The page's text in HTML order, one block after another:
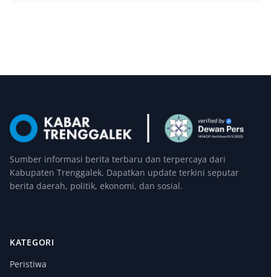
Sumber informasi berita terbaru dan terpercaya dari
Kabupaten Trenggalek. Dapatkan update terkini seputar
berita daerah, politik, ekonomi, dan sosial.
KATEGORI
Peristiwa